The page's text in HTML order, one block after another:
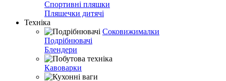
Спортивні пляшки
Пляшечки дитячі
Техніка
Соковижималки
Подрібнювачі
Блендери
Кавоварки